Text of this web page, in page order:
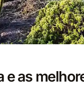
e as